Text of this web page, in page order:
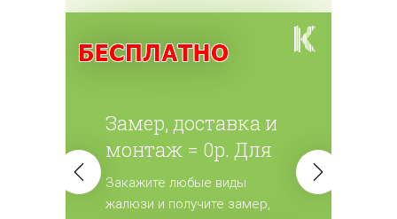
Замер, доставка и
монтаж = 0р. Для
всех жалюзи.
Закажите любые виды
жалюзи и получите замер,